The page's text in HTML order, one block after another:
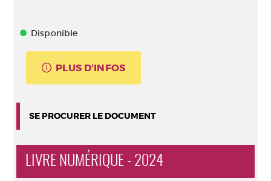
Disponible
PLUS D'INFOS
SE PROCURER LE DOCUMENT
LIVRE NUMÉRIQUE - 2024